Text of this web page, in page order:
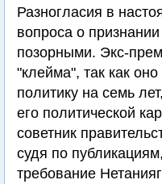
Разногласия в
вопроса о
позорными. Экс-
"клейма", так как
политику на семь
его политической
советник
судя по
требование